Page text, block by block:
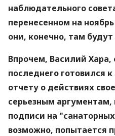
наблюдательного
перенесенном на
они, конечно, там будут
Впрочем, Василий Хара,
последнего готовился
отчету о действиях
серьезным аргументам,
подписи на
возможно, попытается